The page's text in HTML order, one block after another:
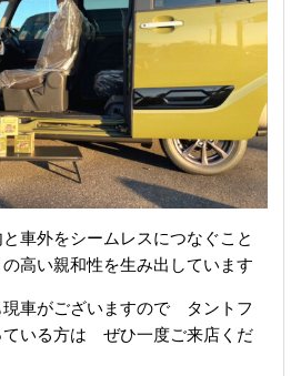
車外をシームレスにつなぐこと
高い親和性を生み出しています
現車がございますので タントフ
ている方は ぜひ一度ご来店くだ